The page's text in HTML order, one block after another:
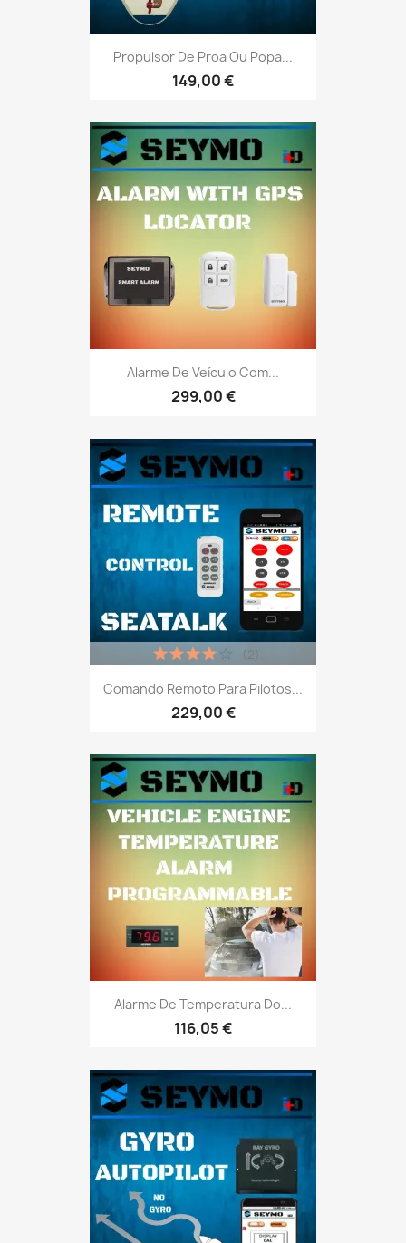
Propulsor De Proa Ou Popa...
149,00 €
Alarme De Veículo Com...
299,00 €
Comando Remoto Para Pilotos...
229,00 €
(2)
Alarme De Temperatura Do...
116,05 €